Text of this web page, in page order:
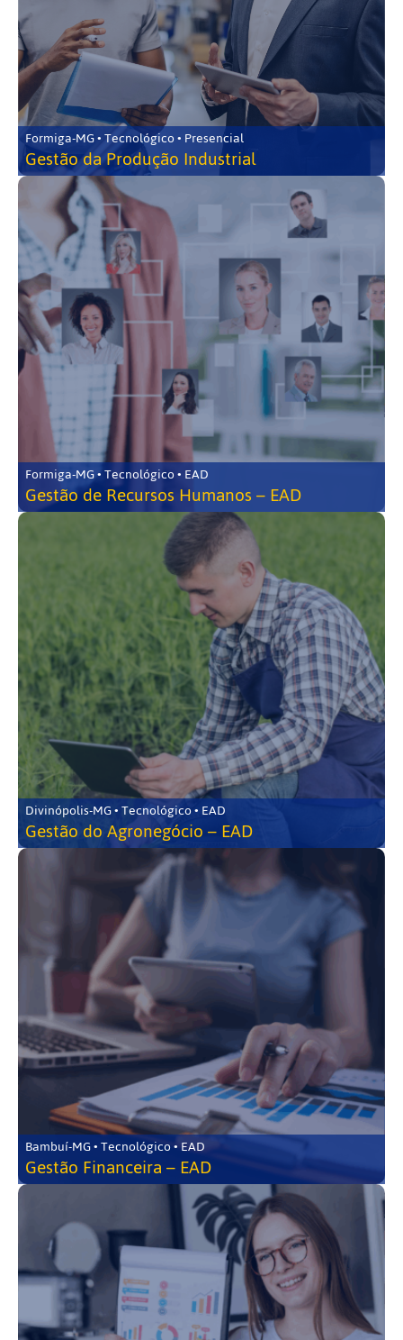
Formiga-MG • Tecnológico • Presencial
Gestão da Produção Industrial
Formiga-MG • Tecnológico • EAD
Gestão de Recursos Humanos – EAD
Divinópolis-MG • Tecnológico • EAD
Gestão do Agronegócio – EAD
Bambuí-MG • Tecnológico • EAD
Gestão Financeira – EAD